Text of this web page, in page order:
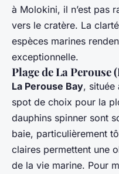
à Molokini, il n’est pas
vers le cratère. La
espèces marines
exceptionnelle.
Plage de La Perouse
La Perouse Bay, située
spot de choix pour la
dauphins spinner sont
baie, particulièrement
claires permettent une
de la vie marine. Pour